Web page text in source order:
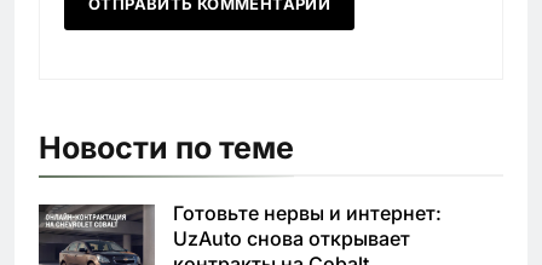
Новости по теме
Готовьте нервы и интернет:
UzAuto снова открывает